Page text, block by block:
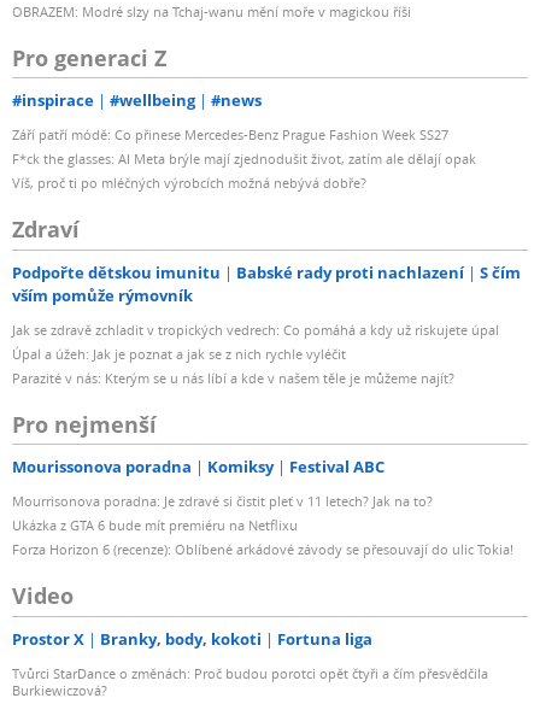
OBRAZEM: Modré slzy na Tchaj-wanu mění moře v magickou říši
Pro generaci Z
#inspirace #wellbeing #news
Září patří módě: Co přinese Mercedes-Benz Prague Fashion Week SS27
F*ck the glasses: AI Meta brýle mají zjednodušit život, zatím ale dělají opak
Víš, proč ti po mléčných výrobcích možná nebývá dobře?
Zdraví
Podpořte dětskou imunitu Babské rady proti nachlazení
S čím
vším pomůže rýmovník
Jak se zdravě zchladit v tropických vedrech: Co pomáhá a kdy už riskujete úpal
Úpal a úžeh: Jak je poznat a jak se z nich rychle vyléčit
Parazité v nás: Kterým se u nás líbí a kde v našem těle je můžeme najít?
Pro nejmenší
Mourissonova poradna Komiksy Festival ABC
Mourrisonova poradna: Je zdravé si čistit pleť v 11 letech? Jak na to?
Ukázka z GTA 6 bude mít premiéru na Netflixu
Forza Horizon 6 (recenze): Oblíbené arkádové závody se přesouvají do ulic Tokia!
Video
Prostor X Branky, body, kokoti Fortuna liga
Tvůrci StarDance o změnách: Proč budou porotci opět čtyři a čím přesvědčila
Burkiewiczová?